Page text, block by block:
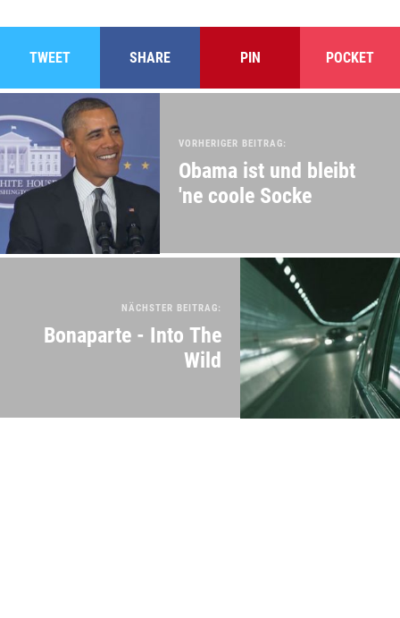
TWEET SHARE PIN POCKET
VORHERIGER BEITRAG:
Obama ist und bleibt
'ne coole Socke
NÄCHSTER BEITRAG:
Bonaparte - Into The
Wild